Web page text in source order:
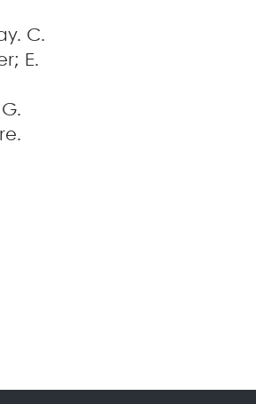
. C.
E.